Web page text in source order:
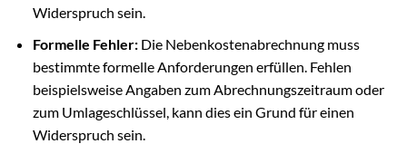
Widerspruch sein.
Formelle Fehler:Die Nebenkostenabrechnung muss
bestimmte formelle Anforderungen erfüllen. Fehlen
beispielsweise Angaben zum Abrechnungszeitraum oder
zum Umlageschlüssel, kann dies ein Grund für einen
Widerspruch sein.